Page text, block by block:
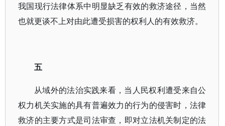
我国现行法律体系中明显缺乏有效的救济途径，当然
也就更谈不上对由此遭受损害的权利人的有效救济。
五
从域外的法治实践来看，当人民权利遭受来自公
权力机关实施的具有普遍效力的行为的侵害时，法律
救济的主要方式是司法审查，即对立法机关制定的法